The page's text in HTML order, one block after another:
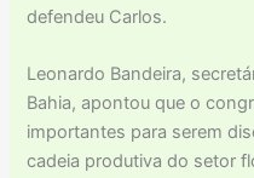
defendeu Carlos.
Leonardo Bandeira,
Bahia, apontou que o
importantes para serem
cadeia produtiva do setor